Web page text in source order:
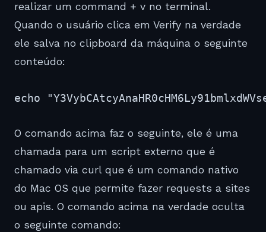
realizar um command + v no terminal.
Quando o usuário clica em Verify na verdade
ele salva no clipboard da máquina o seguinte
conteúdo:
echo
O comando acima faz o seguinte, ele é uma
chamada para um script externo que é
chamado via curl que é um comando nativo
do Mac OS que permite fazer requests a sites
ou apis. O comando acima na verdade oculta
o seguinte comando: